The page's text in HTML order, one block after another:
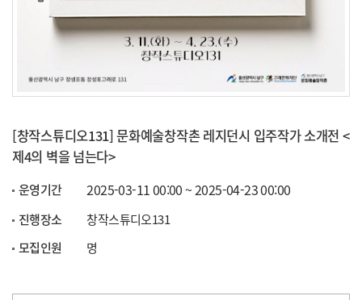
[창작스튜디오131] 문화예술창작촌 레지던시 입주작가 소개전 <
제4의 벽을 넘는다>
운영기간 2025-03-11 00:00 ~ 2025-04-23 00:00
진행장소
창작스튜디오131
모집인원
명